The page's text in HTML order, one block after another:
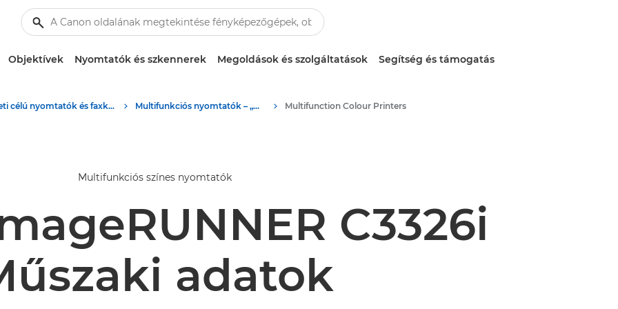
Objektívek Nyomtatók és szkennerek Megoldások és szolgáltatások Segítség és támogatás
Üzleti célú nyomtatók és faxkészülékek Multifunkciós nyomtatók – „minden az egyben” nyomtatók Multifunction Colour Printers
Multifunkciós színes nyomtatók
C3326i
adatok